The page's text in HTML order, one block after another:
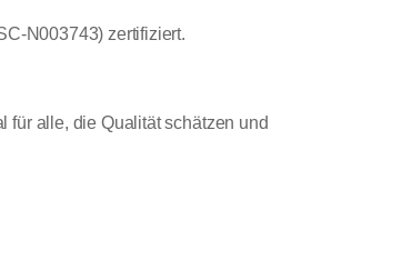
N003743) zertifiziert.
für alle, die Qualität schätzen und